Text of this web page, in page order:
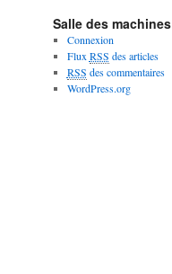
Salle des machines
Connexion
Flux RSS des articles
RSS des commentaires
WordPress.org